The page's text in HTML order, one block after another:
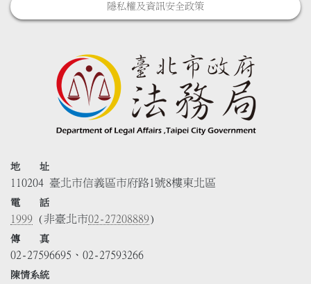
隱私權及資訊安全政策
地 址
110204 臺北市信義區市府路1號8樓東北區
電 話
1999 (非臺北市02-27208889)
傳 真
02-27596695、02-27593266
陳情系統